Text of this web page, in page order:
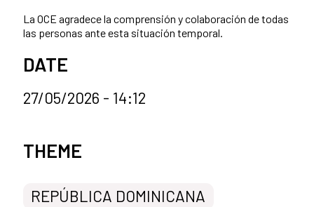
La OCE agradece la comprensión y colaboración de todas
las personas ante esta situación temporal.
DATE
27/05/2026 - 14:12
News categories
THEME
REPÚBLICA DOMINICANA